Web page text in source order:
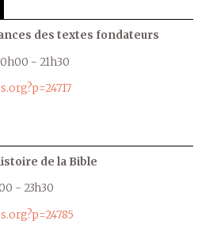
des textes fondateurs
- 21h30
de la Bible
- 23h30